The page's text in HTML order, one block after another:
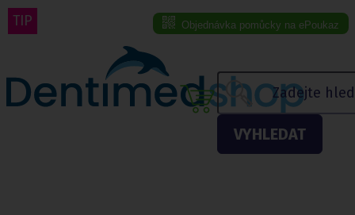
Objednávka pomůcky na ePoukaz
VYHLEDAT
Menu eshopu
TIP